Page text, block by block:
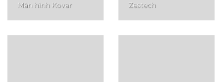
Màn hình Kovar
Zestech